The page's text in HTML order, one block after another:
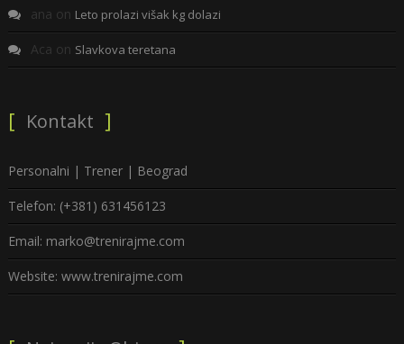
ana on Leto prolazi višak kg dolazi
Aca on Slavkova teretana
Kontakt
Personalni | Trener | Beograd
Telefon: (+381) 631456123
Email: marko@trenirajme.com
Website: www.trenirajme.com